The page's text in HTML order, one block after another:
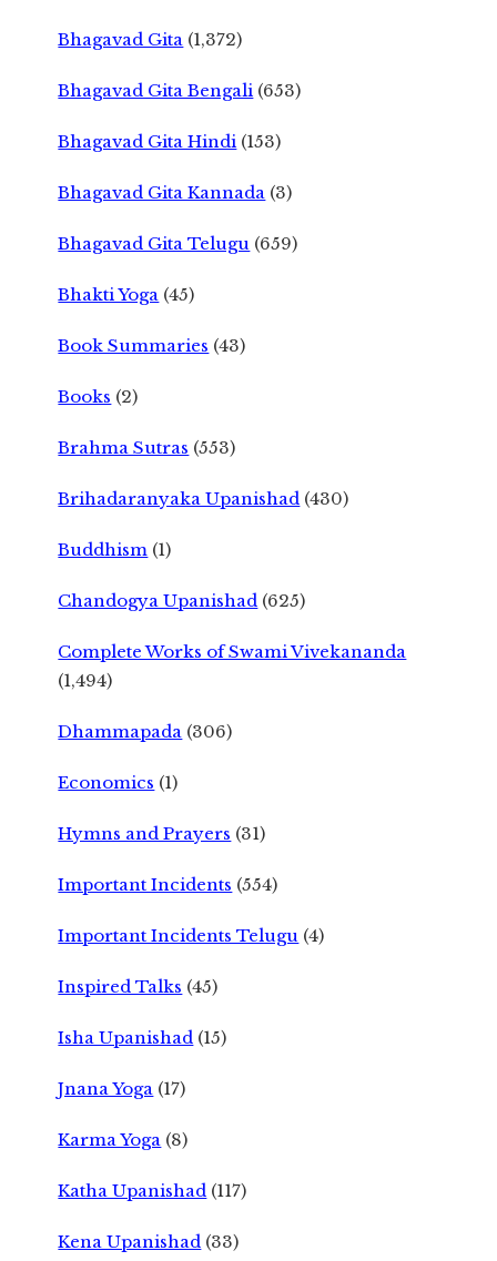
Bhagavad Gita (1,372)
Bhagavad Gita Bengali (653)
Bhagavad Gita Hindi (153)
Bhagavad Gita Kannada (3)
Bhagavad Gita Telugu (659)
Bhakti Yoga (45)
Book Summaries (43)
Books (2)
Brahma Sutras (553)
Brihadaranyaka Upanishad (430)
Buddhism (1)
Chandogya Upanishad (625)
Complete Works of Swami Vivekananda
(1,494)
Dhammapada (306)
Economics (1)
Hymns and Prayers (31)
Important Incidents (554)
Important Incidents Telugu (4)
Inspired Talks (45)
Isha Upanishad (15)
Jnana Yoga (17)
Karma Yoga (8)
Katha Upanishad (117)
Kena Upanishad (33)